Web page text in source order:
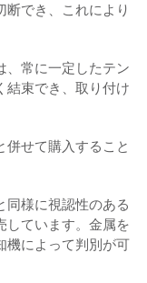
断でき、これにより
、常に一定したテン
結束でき、取り付け
併せて購入すること
同様に視認性のある
しています。金属を
機によって判別が可